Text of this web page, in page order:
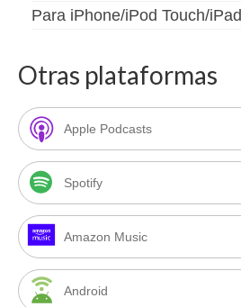
Para iPhone/iPod Touch/iPad
Otras plataformas
Apple Podcasts
Spotify
Amazon Music
Android